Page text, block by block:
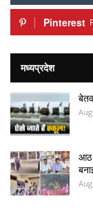
Pinterest
मध्यप्रदेश
आठ